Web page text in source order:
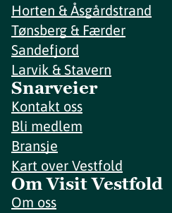
Horten & Åsgårdstrand
Tønsberg & Færder
Sandefjord
Larvik & Stavern
Snarveier
Kontakt oss
Bli medlem
Bransje
Kart over Vestfold
Om Visit Vestfold
Om oss